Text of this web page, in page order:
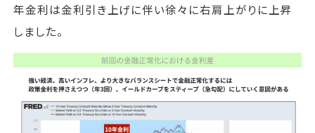
年金利は金利引き上げに伴い徐々に右肩上がりに上昇
しました。